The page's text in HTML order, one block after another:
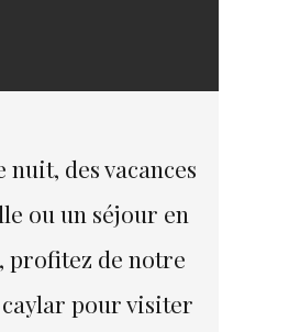
nuit, des vacances
ou un séjour en
profitez de notre
pour visiter